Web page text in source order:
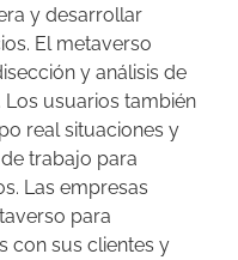
y desarrollar
El metaverso
y análisis de
usuarios también
real situaciones y
trabajo para
Las empresas
para
con sus clientes y